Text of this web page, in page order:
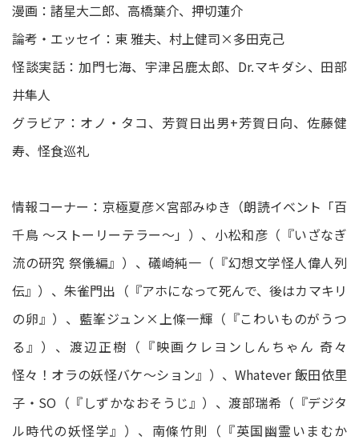
漫画：諸星大二郎、高橋葉介、押切蓮介
論考・エッセイ：東 雅夫、村上健司×多田克己
怪談実話：加門七海、宇津呂鹿太郎、Dr.マキダシ、田部
井隼人
グラビア：オノ・タコ、芳賀日出男+芳賀日向、佐藤健
寿、怪食巡礼
情報コーナー：京極夏彦×宮部みゆき（朗読イベント「百
千鳥 ～ストーリーテラー～」）、小松和彦（『いざなぎ
流の研究 祭儀編』）、礒崎純一（『幻想文学怪人偉人列
伝』）、朱雀門出（『アホになって死んで、後はカマキリ
の卵』）、藍峯ジュン×上條一輝（『こわいものがうつ
る』）、渡辺正樹（『映画クレヨンしんちゃん 奇々
怪々！オラの妖怪バケ～ション』）、Whatever 飯田依里
子・SO（『しずかなおそうじ』）、渡部瑞希（『デジタ
ル時代の妖怪学』）、南條竹則（『英国幽霊いまむか